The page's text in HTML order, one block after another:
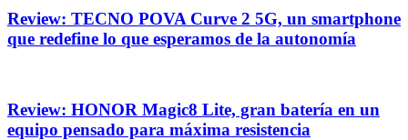
Review: TECNO POVA Curve 2 5G, un smartphone
que redefine lo que esperamos de la autonomía
Review: HONOR Magic8 Lite, gran batería en un
equipo pensado para máxima resistencia